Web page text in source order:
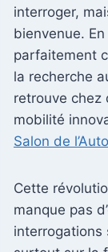
interroger,
bienvenue.
parfaitement
la recherche
retrouve chez
mobilité
Salon de
Cette
manque pas
interrogations